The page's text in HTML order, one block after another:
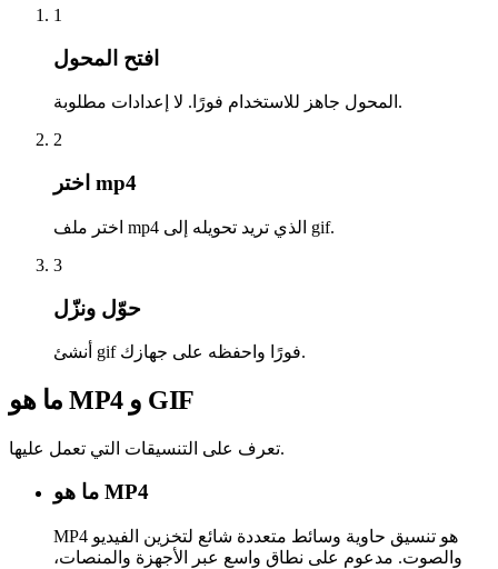
1
افتح المحول
المحول جاهز للاستخدام فورًا. لا إعدادات مطلوبة.
2
اختر mp4
اختر ملف mp4 الذي تريد تحويله إلى gif.
3
حوّل ونزّل
أنشئ gif فورًا واحفظه على جهازك.
ما هو MP4 و GIF
تعرف على التنسيقات التي تعمل عليها.
ما هو MP4
MP4 هو تنسيق حاوية وسائط متعددة شائع لتخزين الفيديو
والصوت. مدعوم على نطاق واسع عبر الأجهزة والمنصات،